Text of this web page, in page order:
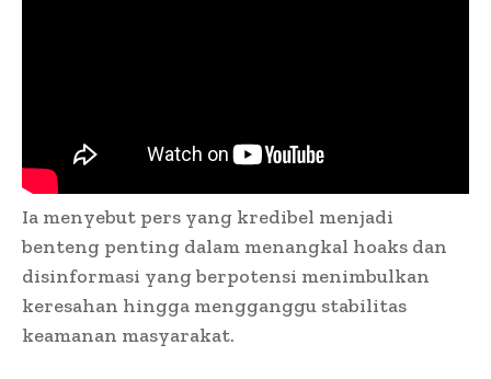
Ia menyebut pers yang kredibel menjadi
benteng penting dalam menangkal hoaks dan
disinformasi yang berpotensi menimbulkan
keresahan hingga mengganggu stabilitas
keamanan masyarakat.